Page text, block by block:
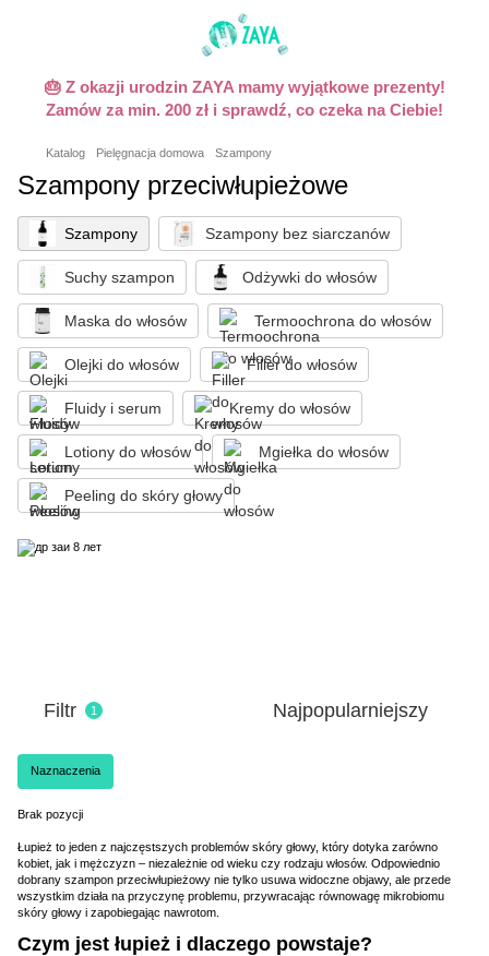
🎂 Z okazji urodzin ZAYA mamy wyjątkowe prezenty!
Zamów za min. 200 zł i sprawdź, co czeka na Ciebie!
Katalog Pielęgnacja domowa Szampony
Szampony przeciwłupieżowe
Szampony Szampony bez siarczanów
Suchy szampon Odżywki do włosów
Maska do włosów Termoochrona do włosów
Olejki do włosów Filler do włosów
Fluidy i serum Kremy do włosów
Lotiony do włosów Mgiełka do włosów
Peeling do skóry głowy
Filtr 1 Najpopularniejszy
Naznaczenia
Brak pozycji
Łupież to jeden z najczęstszych problemów skóry głowy, który dotyka zarówno
kobiet, jak i mężczyzn – niezależnie od wieku czy rodzaju włosów. Odpowiednio
dobrany szampon przeciwłupieżowy nie tylko usuwa widoczne objawy, ale przede
wszystkim działa na przyczynę problemu, przywracając równowagę mikrobiomu
skóry głowy i zapobiegając nawrotom.
Czym jest łupież i dlaczego powstaje?